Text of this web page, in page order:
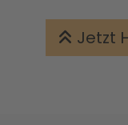
Jetzt